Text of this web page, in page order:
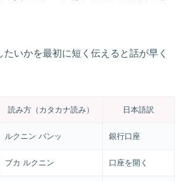
たいかを最初に短く伝えると話が早く
読み方（カタカナ読み） 日本語訳
ルクニン バンッ 銀行口座
ブカ ルクニン 口座を開く